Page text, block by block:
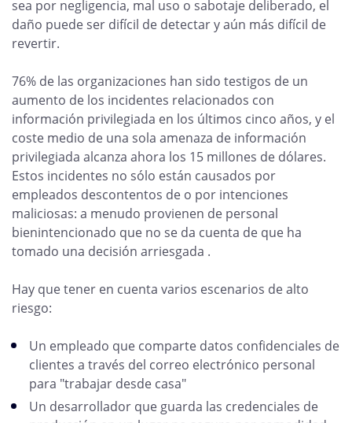
sea por negligencia, mal uso o sabotaje deliberado, el
daño puede ser difícil de detectar y aún más difícil de
revertir.
76% de las organizaciones han sido testigos de un
aumento de los incidentes relacionados con
información privilegiada en los últimos cinco años, y el
coste medio de una sola amenaza de información
privilegiada alcanza ahora los 15 millones de dólares.
Estos incidentes no sólo están causados por
empleados descontentos de o por intenciones
maliciosas: a menudo provienen de personal
bienintencionado que no se da cuenta de que ha
tomado una decisión arriesgada .
Hay que tener en cuenta varios escenarios de alto
riesgo:
Un empleado que comparte datos confidenciales de
clientes a través del correo electrónico personal
para "trabajar desde casa"
Un desarrollador que guarda las credenciales de